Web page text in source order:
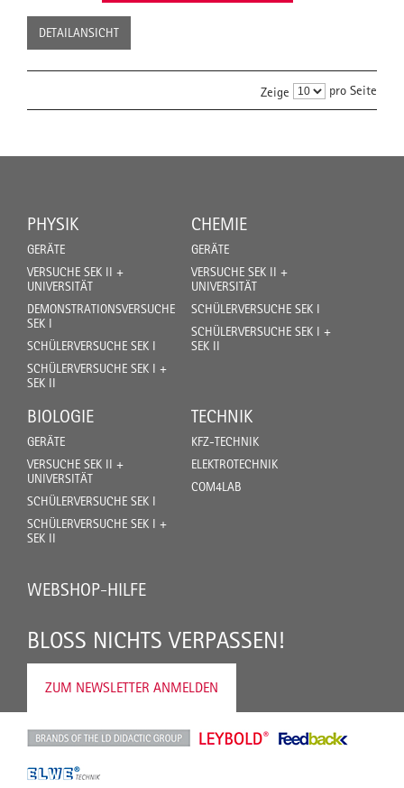
DETAILANSICHT
Zeige pro Seite
PHYSIK
GERÄTE
VERSUCHE SEK II +
UNIVERSITÄT
DEMONSTRATIONSVERSUCHE
SEK I
SCHÜLERVERSUCHE SEK I
SCHÜLERVERSUCHE SEK I +
SEK II
CHEMIE
GERÄTE
VERSUCHE SEK II +
UNIVERSITÄT
SCHÜLERVERSUCHE SEK I
SCHÜLERVERSUCHE SEK I +
SEK II
BIOLOGIE
GERÄTE
VERSUCHE SEK II +
UNIVERSITÄT
SCHÜLERVERSUCHE SEK I
SCHÜLERVERSUCHE SEK I +
SEK II
TECHNIK
KFZ-TECHNIK
ELEKTROTECHNIK
COM4LAB
WEBSHOP-HILFE
BLOSS NICHTS VERPASSEN!
ZUM NEWSLETTER ANMELDEN